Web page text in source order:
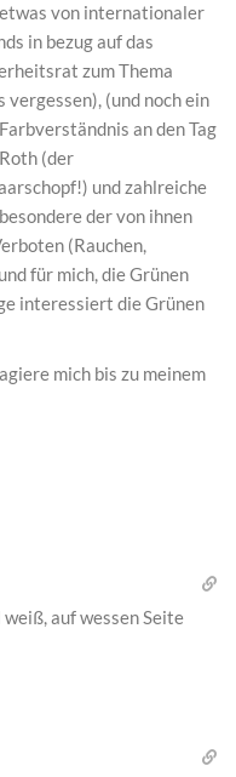
von internationaler
in bezug auf das
zum Thema
vergessen), (und noch ein
an den Tag
(der
und zahlreiche
der von ihnen
(Rauchen,
für mich, die Grünen
interessiert die Grünen
mich bis zu meinem
auf wessen Seite